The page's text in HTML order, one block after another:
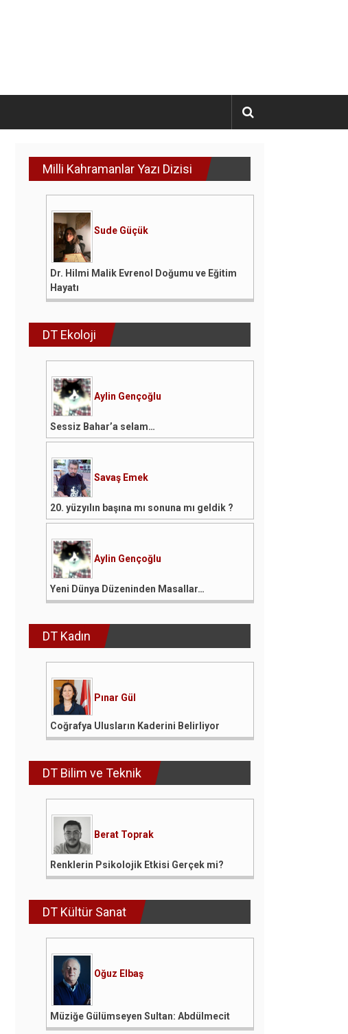
Milli Kahramanlar Yazı Dizisi
Sude Güçük
Dr. Hilmi Malik Evrenol Doğumu ve Eğitim
Hayatı
DT Ekoloji
Aylin Gençoğlu
Sessiz Bahar’a selam…
Savaş Emek
20. yüzyılın başına mı sonuna mı geldik ?
Aylin Gençoğlu
Yeni Dünya Düzeninden Masallar…
DT Kadın
Pınar Gül
Coğrafya Ulusların Kaderini Belirliyor
DT Bilim ve Teknik
Berat Toprak
Renklerin Psikolojik Etkisi Gerçek mi?
DT Kültür Sanat
Oğuz Elbaş
Müziğe Gülümseyen Sultan: Abdülmecit